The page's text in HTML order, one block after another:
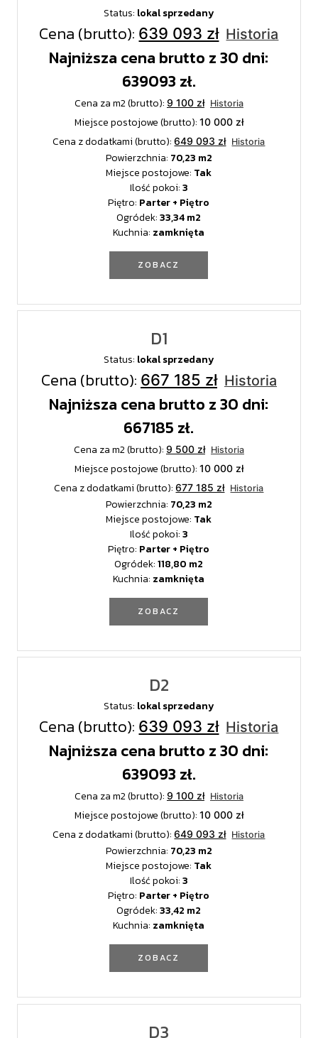
Status: lokal sprzedany
Cena (brutto): 639 093 zł Historia
Najniższa cena brutto z 30 dni:
639093 zł.
Cena za m2 (brutto): 9 100 zł Historia
Miejsce postojowe (brutto): 10 000 zł
Cena z dodatkami (brutto):649 093 zł Historia
Powierzchnia: 70,23
Miejsce postojowe: Tak
Ilość pokoi:3
Piętro: Parter + Piętro
Ogródek:33,34
Kuchnia: zamknięta
ZOBACZ
D1
Status: lokal sprzedany
Cena (brutto): 667 185 zł Historia
Najniższa cena brutto z 30 dni:
667185 zł.
Cena za m2 (brutto): 9 500 zł Historia
Miejsce postojowe (brutto): 10 000 zł
Cena z dodatkami (brutto):677 185 zł Historia
Powierzchnia: 70,23
Miejsce postojowe: Tak
Ilość pokoi:3
Piętro: Parter + Piętro
Ogródek:118,80
Kuchnia: zamknięta
ZOBACZ
D2
Status: lokal sprzedany
Cena (brutto): 639 093 zł Historia
Najniższa cena brutto z 30 dni:
639093 zł.
Cena za m2 (brutto): 9 100 zł Historia
Miejsce postojowe (brutto): 10 000 zł
Cena z dodatkami (brutto):649 093 zł Historia
Powierzchnia: 70,23
Miejsce postojowe: Tak
Ilość pokoi:3
Piętro: Parter + Piętro
Ogródek:33,42
Kuchnia: zamknięta
ZOBACZ
D3